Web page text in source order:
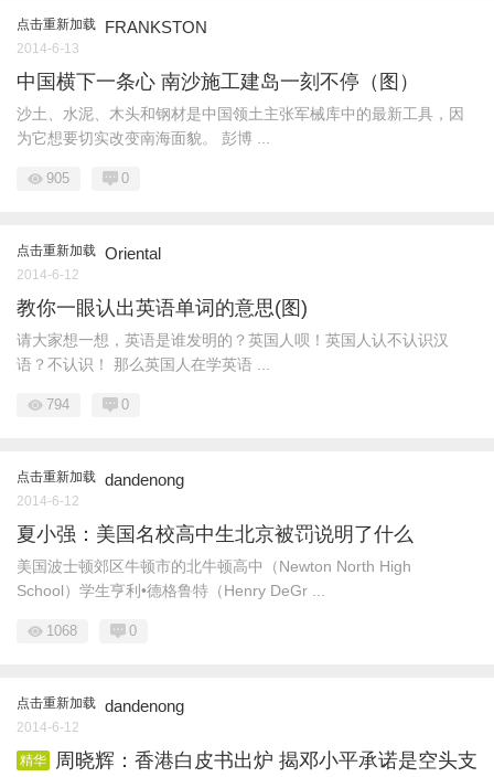
点击重新加载 FRANKSTON
2014-6-13
中国横下一条心 南沙施工建岛一刻不停（图）
沙土、水泥、木头和钢材是中国领土主张军械库中的最新工具，因
为它想要切实改变南海面貌。 彭博 ...
905 0
点击重新加载 Oriental
2014-6-12
教你一眼认出英语单词的意思(图)
请大家想一想，英语是谁发明的？英国人呗！英国人认不认识汉
语？不认识！ 那么英国人在学英语 ...
794 0
点击重新加载 dandenong
2014-6-12
夏小强：美国名校高中生北京被罚说明了什么
美国波士顿郊区牛顿市的北牛顿高中（Newton North High
School）学生亨利•德格鲁特（Henry DeGr ...
1068 0
点击重新加载 dandenong
2014-6-12
精华
周晓辉：香港白皮书出炉 揭邓小平承诺是空头支